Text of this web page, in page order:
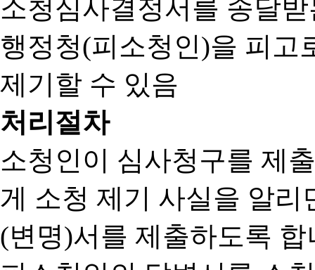
소청심사결정서를 송달
행정청(피소청인)을 피고
제기할 수 있음
처리절차
소청인이 심사청구를 제
게 소청 제기 사실을 알
(변명)서를 제출하도록 합